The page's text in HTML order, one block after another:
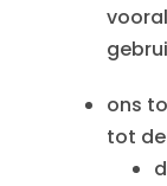
ons
tot